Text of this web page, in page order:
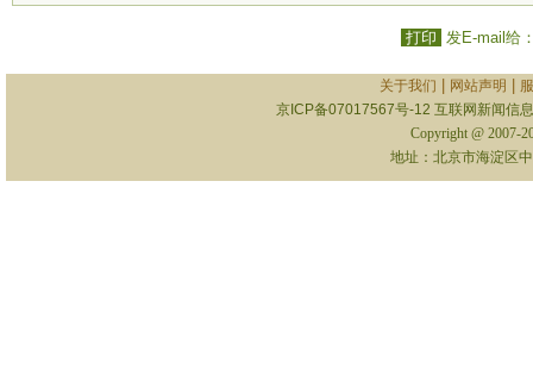
打印 发E-mail给
关于我们 网站声明
京ICP备07017567号-12 互联网新闻信
Copyright @ 2007-
地址：北京市海淀区